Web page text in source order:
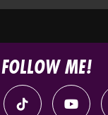
FOLLOW ME!